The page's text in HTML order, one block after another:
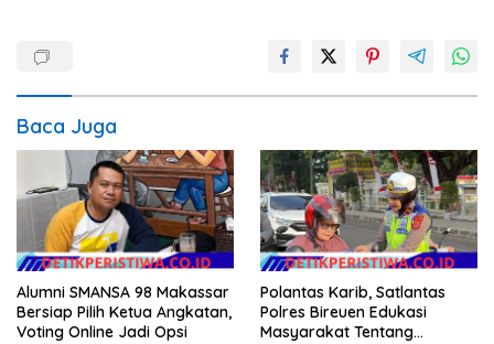
Baca Juga
Alumni SMANSA 98 Makassar
Bersiap Pilih Ketua Angkatan,
Voting Online Jadi Opsi
Polantas Karib, Satlantas
Polres Bireuen Edukasi
Masyarakat Tentang